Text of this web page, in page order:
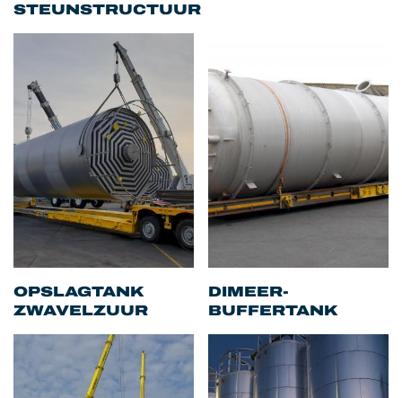
STEUNSTRUCTUUR
OPSLAGTANK
ZWAVELZUUR
DIMEER-
BUFFERTANK